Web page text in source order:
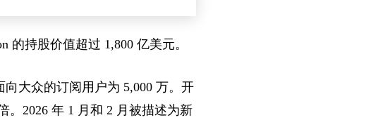
的持股价值超过 1,800 亿美元。
大众的订阅用户为 5,000 万。开
2026 年 1 月和 2 月被描述为新